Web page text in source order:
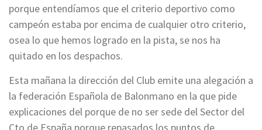
porque entendíamos que el criterio deportivo como
campeón estaba por encima de cualquier otro criterio,
osea lo que hemos logrado en la pista, se nos ha
quitado en los despachos.
Esta mañana la dirección del Club emite una alegación a
la federación Española de Balonmano en la que pide
explicaciones del porque de no ser sede del Sector del